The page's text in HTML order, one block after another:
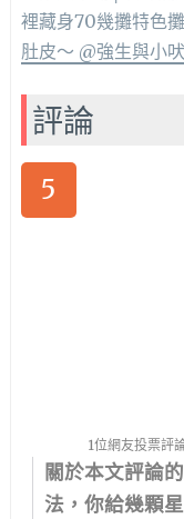
評論
5
1位網友投票評
關於本文評論
法，你給幾顆